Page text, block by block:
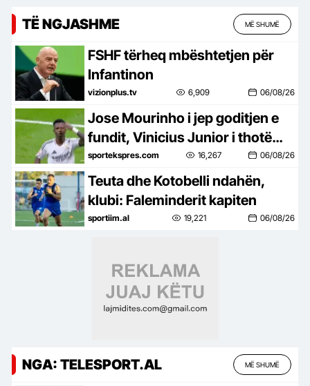
TË NGJASHME MË SHUMË
FSHF tërheq mbështetjen për
Infantinon
vizionplus.tv 6,909 06/08/26
Jose Mourinho i jep goditjen e
fundit, Vinicius Junior i thotë
“JO” Arsenalit dhe rinovon me
Real Madrid
sportekspres.com 16,267 06/08/26
Teuta dhe Kotobelli ndahën,
klubi: Faleminderit kapiten
sportiim.al 19,221 06/08/26
NGA: TELESPORT.AL MË SHUMË